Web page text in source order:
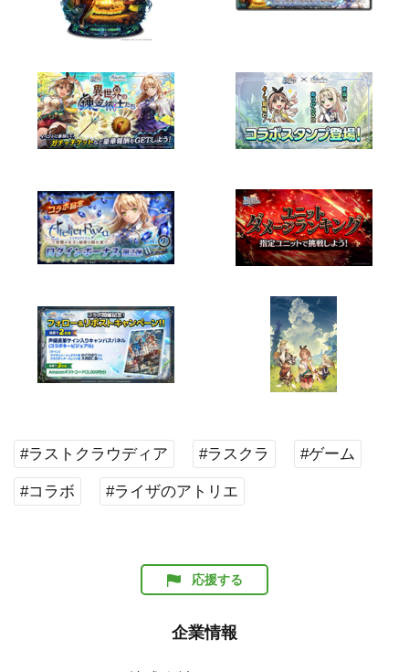
#ラストクラウディア #ラスクラ #ゲーム
#コラボ #ライザのアトリエ
応援する
企業情報